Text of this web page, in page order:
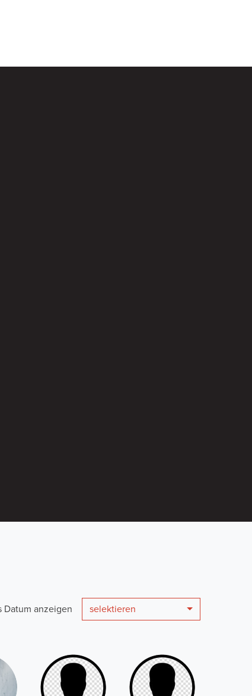
Datum anzeigen selektieren